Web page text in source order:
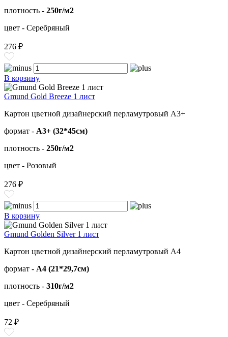
плотность - 250г/м2
цвет - Серебряный
276 ₽
В корзину
Gmund Gold Breeze 1 лист
Картон цветной дизайнерский перламутровый А3+
формат - А3+ (32*45см)
плотность - 250г/м2
цвет - Розовый
276 ₽
В корзину
Gmund Golden Silver 1 лист
Картон цветной дизайнерский перламутровый А4
формат - А4 (21*29,7см)
плотность - 310г/м2
цвет - Серебряный
72 ₽